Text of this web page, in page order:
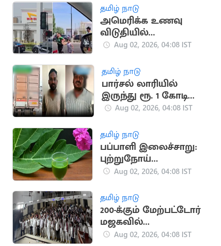
தமிழ் நாடு
அமெரிக்க உணவு
விடுதியில்
துப்பாக்கிச்சூடு.. பலர்
என அச்சம்
Aug 02, 2026, 04:08 IST
தமிழ் நாடு
பார்சல் லாரியில்
இருந்து ரூ. 1 கோடி
ரொக்கம் பறிமுதல்
Aug 02, 2026, 04:08 IST
தமிழ் நாடு
பப்பாளி இலைச்சாறு:
புற்றுநோய்
சிகிச்சையில் புதிய
Aug 02, 2026, 04:08 IST
தமிழ் நாடு
200-க்கும் மேற்பட்டோர்
மஜகவில்
இணைந்தனர்
Aug 02, 2026, 04:08 IST